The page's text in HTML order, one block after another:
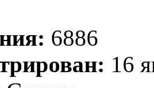
6886
16